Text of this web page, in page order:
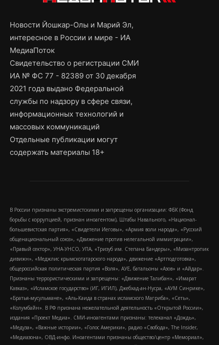
Новости Йошкар-Олы и Марий Эл,
интересное в России и мире - ИА
МедиаПоток
Свидетельство о регистрации СМИ
ИА № ФС 77 - 82389 от 30 декабря
2021 года выдано Федеральной
службы по надзору в сфере связи,
информационных технологий и
массовых коммуникаций
Отдельные публикации могут
содержать материалы 18+
В России признаны экстремистскими и запрещены организации: ФБК (Фонд
борьбы с коррупцией, признан иноагентом), Штабы Навального, «Национал-
большевистская партия», «Свидетели Иеговы», «Армия воли народа», «Русский
общенациональный союз», «Движение против нелегальной иммиграции»,
«Правый сектор», УНА-УНСО, УПА, «Тризуб им. Степана Бандеры», «Мизантропик
дивижн», «Меджлис крымскотатарского народа», движение «Артподготовка»,
общероссийская политическая партия «Воля», АУЕ, батальоны «Азов» и «Айдар».
Признаны террористическими и запрещены: «Движение Талибан», «Имарат
Кавказ», «Исламское государство» (ИГ, ИГИЛ), Джебхад-ан-Нусра, «АУМ Синрике»,
«Братья-мусульмане», «Аль-Каида в странах исламского Магриба», «Сеть»,
«Колумбайн». В РФ признана нежелательной деятельность «Открытой России»,
издания «Проект Медиа». СМИ-иноагентами признаны: телеканал «Дождь»,
«Медуза», «Важные истории», «Голос Америки», радио «Свобода», The Insider,
«Медиазона», ОВД-инфо. Иноагентами признаны общество/центр «Мемориал»,